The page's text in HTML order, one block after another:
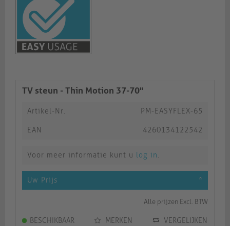
TV steun - Thin Motion 37-70"
Artikel-Nr. PM-EASYFLEX-65
EAN 4260134122542
Voor meer informatie kunt u log in.
Uw Prijs *
Alle prijzen Excl. BTW
BESCHIKBAAR MERKEN VERGELIJKEN